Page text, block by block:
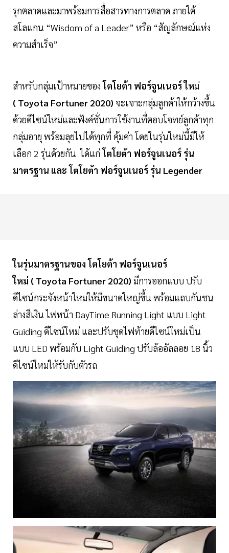
รุกตลาดและมาพร้อมการสื่อสารทางการตลาด ภายใต้
สโลแกน “Wisdom of a Leader” หรือ “สัญลักษณ์แห่ง
ความสำเร็จ”
สำหรับกลุ่มเป้าหมายของโตโยต้า ฟอร์จูนเนอร์ ใหม่
( Toyota Fortuner 2020) จะเจาะกลุ่มลูกค้าให้กว้างขึ้น
ด้วยดีไซน์ใหม่และฟังค์ชั่นการใช้งานที่ตอบโจทย์ลูกค้าทุก
กลุ่มอายุ พร้อมลุยไปได้ทุกที่ คุ้มค่า โดยในรุ่นใหม่นี้มีให้
เลือก 2 รุ่นด้วยกัน ได้แก่โตโยต้า ฟอร์จูนเนอร์ รุ่น
มาตรฐาน และ โตโยต้า ฟอร์จูนเนอร์ รุ่น Legender
ในรุ่นมาตรฐานของ โตโยต้า ฟอร์จูนเนอร์
ใหม่ ( Toyota Fortuner 2020) มีการออกแบบ ปรับ
ดีไซน์กระจังหน้าใหม่ให้มีขนาดใหญ่ขึ้น พร้อมแถบกันชน
ล่างสีเงิน ไฟหน้า DayTime Running Light แบบ Light
Guiding ดีไซน์ใหม่ และปรับชุดไฟท้ายดีไซน์ใหม่เป็น
แบบ LED พร้อมกับ Light Guiding ปรับล้ออัลลอย 18 นิ้ว
ดีไซน์ใหม่ให้รับกับตัวรถ